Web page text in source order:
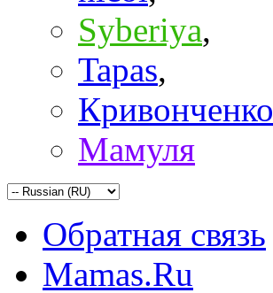
Syberiya,
Tapas,
Кривонченко
Мамуля
Обратная связь
Mamas.Ru